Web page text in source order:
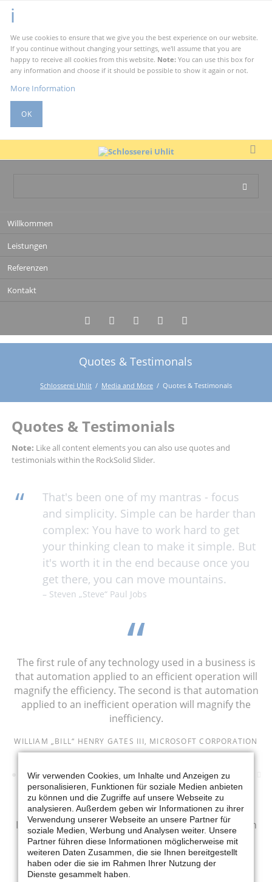
We use cookies to ensure that we give you the best experience on our website.
If you continue without changing your settings, we'll assume that you are
happy to receive all cookies from this website. Note:You can use this box for
any information and choose if it should be possible to show it again or not.
More Information
OK
überspringen
Willkommen
Leistungen
Referenzen
Kontakt
TwitterLinkedInGoogle+FacebookRSS-
Quotes & Testimonals
Schlosserei Uhlit Media and More Quotes & Testimonals
Quotes & Testimonials
Note: Like all content elements you can also use quotes and
testimonials within the RockSolid Slider.
That's been one of my mantras - focus
and simplicity. Simple can be harder than
complex: You have to work hard to get
your thinking clean to make it simple. But
it's worth it in the end because once you
get there, you can move mountains.
– Steven „Steve“ Paul Jobs
The first rule of any technology used in a business is
that automation applied to an efficient operation will
magnify the efficiency. The second is that automation
applied to an inefficient operation will magnify the
inefficiency.
WILLIAM „BILL“ HENRY GATES III, MICROSOFT CORPORATION
In my opinion currently the best themes available on
the market. I gladly use them for projects, because
they are easy to customize and just work.
MICHAEL PFEIFFER, MP-ITCONSULTING.COM
Wir verwenden Cookies, um Inhalte und Anzeigen zu
personalisieren, Funktionen für soziale Medien anbieten
zu können und die Zugriffe auf unsere Webseite zu
analysieren. Außerdem geben wir Informationen zu ihrer
Verwendung unserer Webseite an unsere Partner für
soziale Medien, Werbung und Analysen weiter. Unsere
Partner führen diese Informationen möglicherweise mit
weiteren Daten Zusammen, die sie Ihnen bereitgestellt
haben oder die sie im Rahmen Ihrer Nutzung der
Dienste gesammelt haben.